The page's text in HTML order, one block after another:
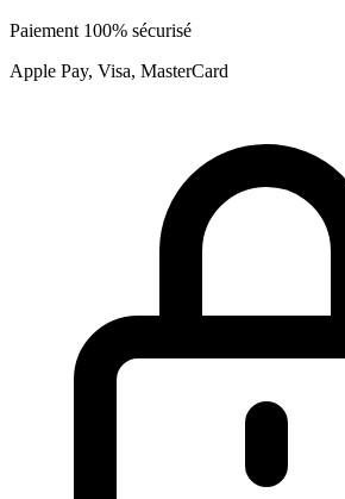
Paiement 100% sécurisé
Apple Pay, Visa, MasterCard